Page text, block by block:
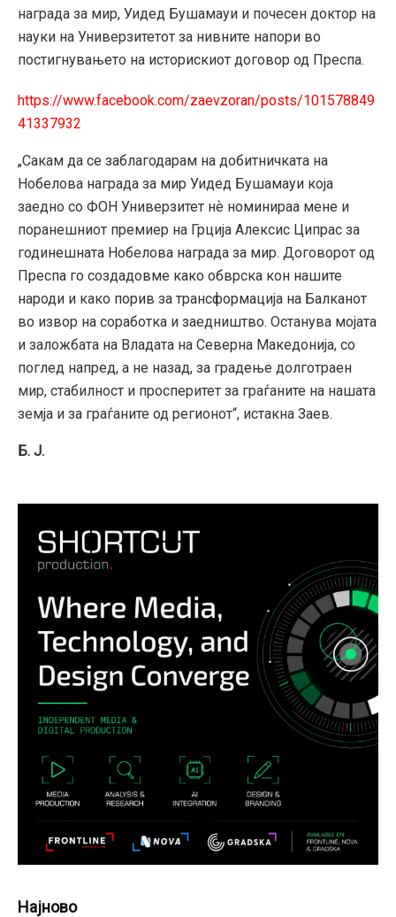
награда за мир, Уидед Бушамауи и почесен доктор на
науки на Универзитетот за нивните напори во
постигнувањето на историскиот договор од Преспа.
https://www.facebook.com/zaevzoran/posts/101578849
41337932
„Сакам да се заблагодарам на добитничката на
Нобелова награда за мир Уидед Бушамауи која
заедно со ФОН Универзитет нѐ номинираа мене и
поранешниот премиер на Грција Алексис Ципрас за
годинешната Нобелова награда за мир. Договорот од
Преспа го создадовме како обврска кон нашите
народи и како порив за трансформација на Балканот
во извор на соработка и заедништво. Останува мојата
и заложбата на Владата на Северна Македонија, со
поглед напред, а не назад, за градење долготраен
мир, стабилност и просперитет за граѓаните на нашата
земја и за граѓаните од регионот“, истакна Заев.
Б. Ј.
Најново